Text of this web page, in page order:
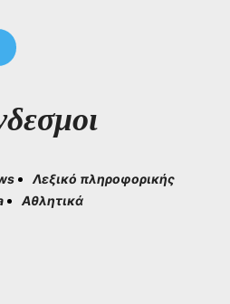
Λεξικό πληροφορικής
Αθλητικά